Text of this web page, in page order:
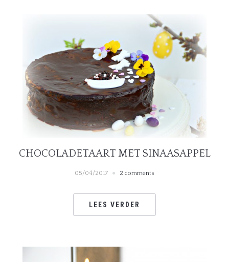
CHOCOLADETAART MET SINAASAPPEL
05/04/2017 2 comments
LEES VERDER